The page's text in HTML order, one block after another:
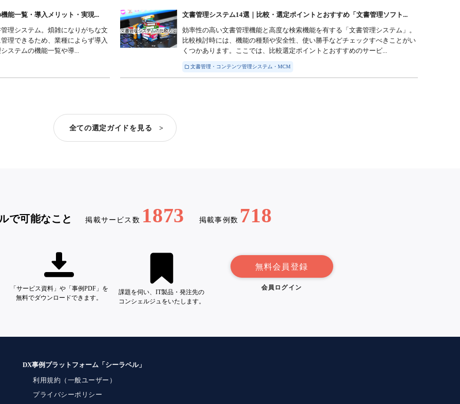
能一覧・導入メリット・実現...
理システム。煩雑になりがちな文
理できるため、業種によらず導入
ステムの機能一覧や導...
文書管理システム14選｜比較・選定ポイントとおすすめ「文書管理ソフト...
効率性の高い文書管理機能と高度な検索機能を有する「文書管理システム」。
比較検討時には、機能の種類や安全性、使い勝手などチェックすべきことがい
くつかあります。ここでは、比較選定ポイントとおすすめのサービ...
文書管理・コンテンツ管理システム・MCM
全ての選定ガイドを見る >
で可能なこと 掲載サービス数 1873 掲載事例数 718
「サービス資料」や「事例PDF」を
無料でダウンロードできます。
課題を伺い、IT製品・発注先の
コンシェルジュをいたします。
無料会員登録
会員ログイン
DX事例プラットフォーム「シーラベル」
利用規約（一般ユーザー）
プライバシーポリシー